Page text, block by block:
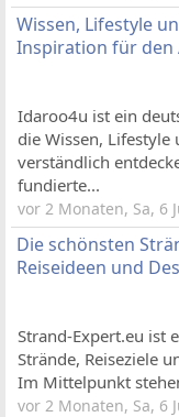
Wissen, Lifestyle
Inspiration für den
Idaroo4u ist ein
die Wissen,
verständlich
fundierte...
vor 2 Monaten, Sa, 6
Die schönsten
Reiseideen und
Strand-Expert.eu ist
Strände, Reiseziele
Im Mittelpunkt
vor 2 Monaten, Sa, 6